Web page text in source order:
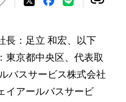
い
！
数
を
み
長：足立 和宏、以下
東京都中央区、代表取
バスサービス株式会社
イアールバスサービ